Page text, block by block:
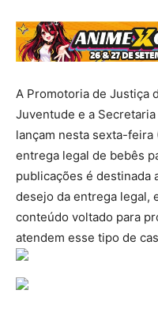
A Promotoria de Justiça
Juventude e a
lançam nesta sexta-
entrega legal de bebês
publicações é destinada
desejo da entrega legal,
conteúdo voltado para
atendem esse tipo de